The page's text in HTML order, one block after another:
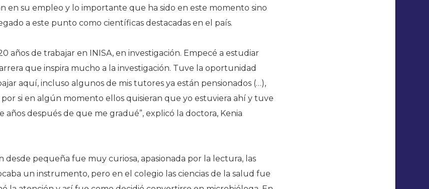
en su empleo y lo importante que ha sido en este momento sino
a este punto como científicas destacadas en el país.
años de trabajar en INISA, en investigación. Empecé a estudiar
que inspira mucho a la investigación. Tuve la oportunidad
aquí, incluso algunos de mis tutores ya están pensionados (…),
si en algún momento ellos quisieran que yo estuviera ahí y tuve
años después de que me gradué”, explicó la doctora, Kenia
desde pequeña fue muy curiosa, apasionada por la lectura, las
un instrumento, pero en el colegio las ciencias de la salud fue